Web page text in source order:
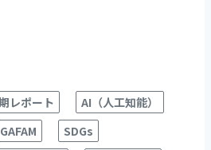
o
k
レポート
AI（人工知能）
GAFAM
SDGs